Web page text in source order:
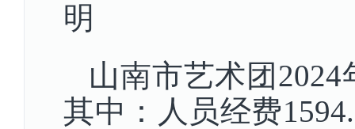
明
山南市艺术团
其中：人员经费